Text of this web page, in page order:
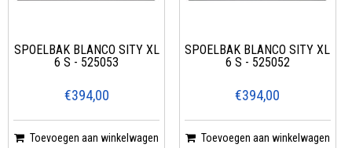
SPOELBAK BLANCO SITY XL
6 S - 525053
€394,00
Toevoegen aan winkelwagen
SPOELBAK BLANCO SITY XL
6 S - 525052
€394,00
Toevoegen aan winkelwagen